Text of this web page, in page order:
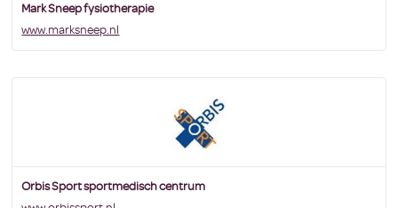
Mark Sneep fysiotherapie
www.marksneep.nl
Orbis Sport sportmedisch centrum